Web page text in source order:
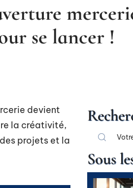
se lancer !
devient
la créativité,
projets et la
Sous